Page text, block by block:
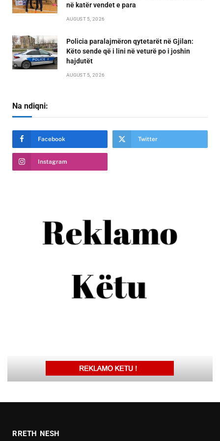
në katër vendet e para
AUGUST 5, 2026
Policia paralajmëron qytetarët në Gjilan:
Këto sende që i lini në veturë po i joshin
hajdutët
AUGUST 5, 2026
Na ndiqni:
Facebook Twitter
Instagram
RRETH NESH